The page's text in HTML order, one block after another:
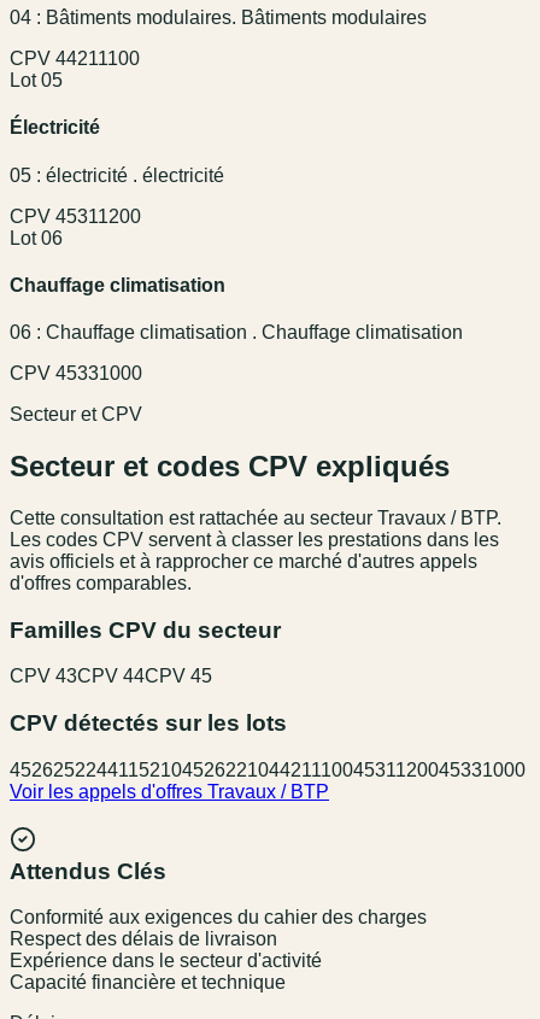
04 : Bâtiments modulaires. Bâtiments modulaires
CPV 44211100
Lot 05
Électricité
05 : électricité . électricité
CPV 45311200
Lot 06
Chauffage climatisation
06 : Chauffage climatisation . Chauffage climatisation
CPV 45331000
Secteur et CPV
Secteur et codes CPV expliqués
Cette consultation est rattachée au secteur Travaux / BTP.
Les codes CPV servent à classer les prestations dans les
avis officiels et à rapprocher ce marché d'autres appels
d'offres comparables.
Familles CPV du secteur
CPV 43CPV 44CPV 45
CPV détectés sur les lots
452625224411521045262210442111004531120045331000
Voir les appels d'offres Travaux / BTP
Attendus Clés
Conformité aux exigences du cahier des charges
Respect des délais de livraison
Expérience dans le secteur d'activité
Capacité financière et technique